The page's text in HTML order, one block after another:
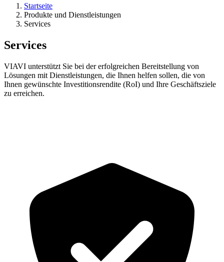
Startseite
Produkte und Dienstleistungen
Services
Services
VIAVI unterstützt Sie bei der erfolgreichen Bereitstellung von
Lösungen mit Dienstleistungen, die Ihnen helfen sollen, die von
Ihnen gewünschte Investitionsrendite (RoI) und Ihre Geschäftsziele
zu erreichen.